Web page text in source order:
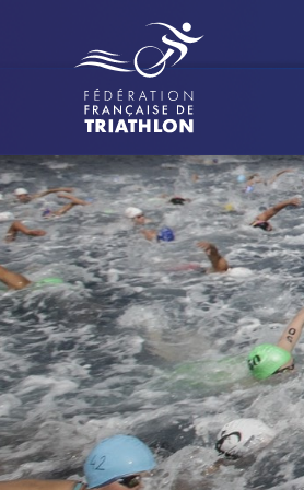
Panneau de gestion des cookies